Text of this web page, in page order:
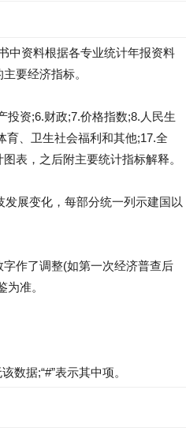
中资料根据各专业统计年报资料
要经济指标。
投资;6.财政;7.价格指数;8.人民生
育、卫生社会福利和其他;17.全
表，之后附主要统计指标解释。
展变化，每部分统一列示建国以
作了调整(如第一次经济普查后
准。
数据;“#”表示其中项。